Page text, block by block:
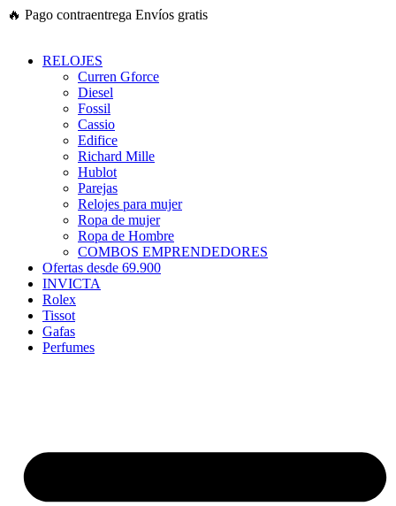
Ir
🔥 Pago contraentrega Envíos gratis
RELOJES
Curren Gforce
Diesel
Fossil
Cassio
Edifice
Richard Mille
Hublot
Parejas
Relojes para mujer
Ropa de mujer
Ropa de Hombre
COMBOS EMPRENDEDORES
Ofertas desde 69.900
INVICTA
Rolex
Tissot
Gafas
Perfumes